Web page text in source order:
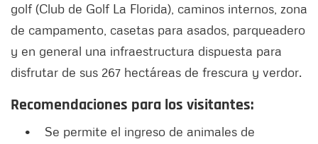
golf (Club de Golf La Florida), caminos internos, zona
de campamento, casetas para asados, parqueadero
y en general una infraestructura dispuesta para
disfrutar de sus 267 hectáreas de frescura y verdor.
Recomendaciones para los visitantes:
• Se permite el ingreso de animales de